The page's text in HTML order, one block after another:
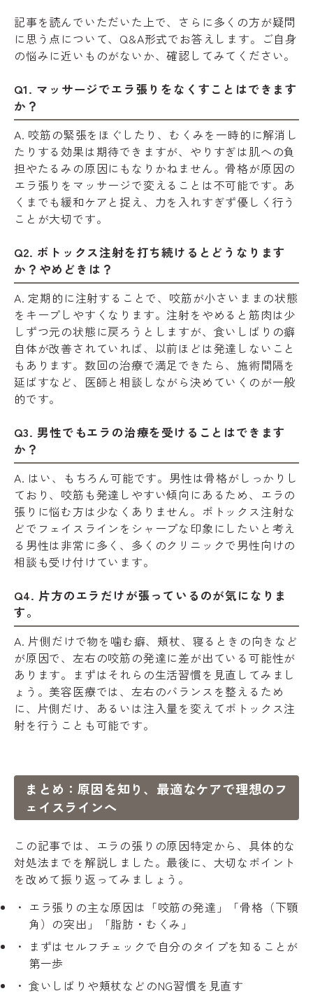
記事を読んでいただいた上で、さらに多くの方が疑問
に思う点について、Q&A形式でお答えします。ご自身
の悩みに近いものがないか、確認してみてください。
Q1. マッサージでエラ張りをなくすことはできます
か？
A. 咬筋の緊張をほぐしたり、むくみを一時的に解消し
たりする効果は期待できますが、やりすぎは肌への負
担やたるみの原因にもなりかねません。骨格が原因の
エラ張りをマッサージで変えることは不可能です。あ
くまでも緩和ケアと捉え、力を入れすぎず優しく行う
ことが大切です。
Q2. ボトックス注射を打ち続けるとどうなります
か？やめどきは？
A. 定期的に注射することで、咬筋が小さいままの状態
をキープしやすくなります。注射をやめると筋肉は少
しずつ元の状態に戻ろうとしますが、食いしばりの癖
自体が改善されていれば、以前ほどは発達しないこと
もあります。数回の治療で満足できたら、施術間隔を
延ばすなど、医師と相談しながら決めていくのが一般
的です。
Q3. 男性でもエラの治療を受けることはできます
か？
A. はい、もちろん可能です。男性は骨格がしっかりし
ており、咬筋も発達しやすい傾向にあるため、エラの
張りに悩む方は少なくありません。ボトックス注射な
どでフェイスラインをシャープな印象にしたいと考え
る男性は非常に多く、多くのクリニックで男性向けの
相談も受け付けています。
Q4. 片方のエラだけが張っているのが気になりま
す。
A. 片側だけで物を噛む癖、頬杖、寝るときの向きなど
が原因で、左右の咬筋の発達に差が出ている可能性が
あります。まずはそれらの生活習慣を見直してみまし
ょう。美容医療では、左右のバランスを整えるため
に、片側だけ、あるいは注入量を変えてボトックス注
射を行うことも可能です。
まとめ：原因を知り、最適なケアで理想のフ
ェイスラインへ
この記事では、エラの張りの原因特定から、具体的な
対処法までを解説しました。最後に、大切なポイント
を改めて振り返ってみましょう。
エラ張りの主な原因は「咬筋の発達」「骨格（下顎
角）の突出」「脂肪・むくみ」
まずはセルフチェックで自分のタイプを知ることが
第一歩
食いしばりや頬杖などのNG習慣を見直す